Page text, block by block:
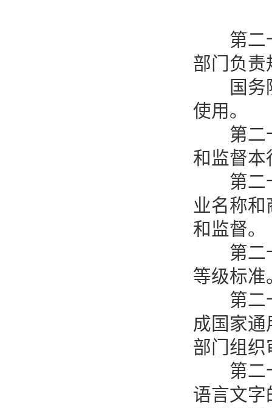
第二十
部门负责
国务院
使用。
第二十
和监督本
第二十
业名称
和监督。
第二十
等级标准
第二十
成国家
部门组织
第二十
语言文字